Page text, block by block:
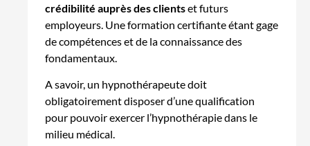
crédibilité auprès des clientset futurs
employeurs. Une formation certifiante étant gage
de compétences et de la connaissance des
fondamentaux.
A savoir, un hypnothérapeute doit
obligatoirement disposer d’une qualification
pour pouvoir exercer l’hypnothérapie dans le
milieu médical.